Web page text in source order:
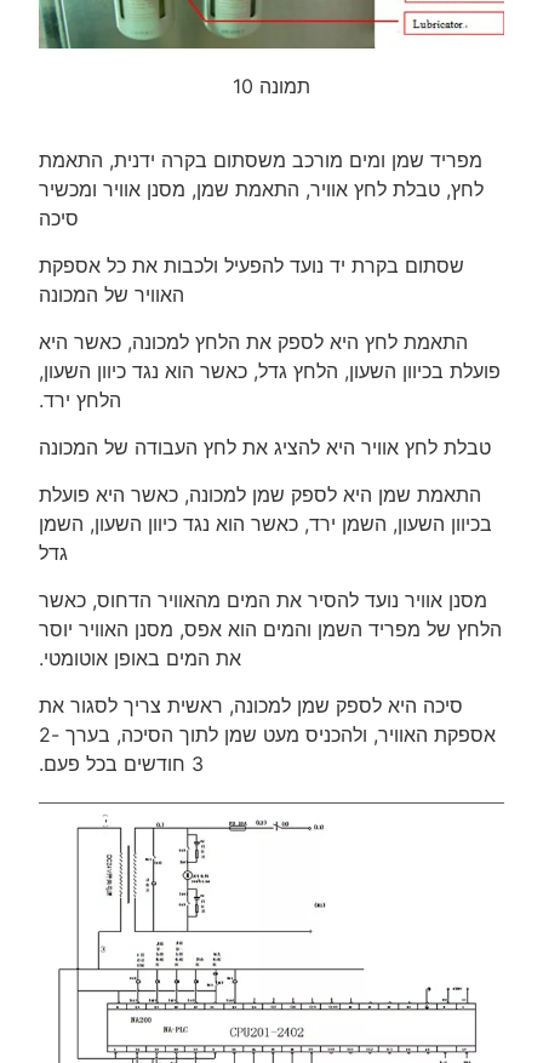
תמונה 10
מפריד שמן ומים מורכב משסתום בקרה ידנית, התאמת
לחץ, טבלת לחץ אוויר, התאמת שמן, מסנן אוויר ומכשיר
סיכה
שסתום בקרת יד נועד להפעיל ולכבות את כל אספקת
האוויר של המכונה
התאמת לחץ היא לספק את הלחץ למכונה, כאשר היא
פועלת בכיוון השעון, הלחץ גדל, כאשר הוא נגד כיוון השעון,
הלחץ ירד.
טבלת לחץ אוויר היא להציג את לחץ העבודה של המכונה
התאמת שמן היא לספק שמן למכונה, כאשר היא פועלת
בכיוון השעון, השמן ירד, כאשר הוא נגד כיוון השעון, השמן
גדל
מסנן אוויר נועד להסיר את המים מהאוויר הדחוס, כאשר
הלחץ של מפריד השמן והמים הוא אפס, מסנן האוויר יוסר
את המים באופן אוטומטי.
סיכה היא לספק שמן למכונה, ראשית צריך לסגור את
אספקת האוויר, ולהכניס מעט שמן לתוך הסיכה, בערך 2-
3 חודשים בכל פעם.